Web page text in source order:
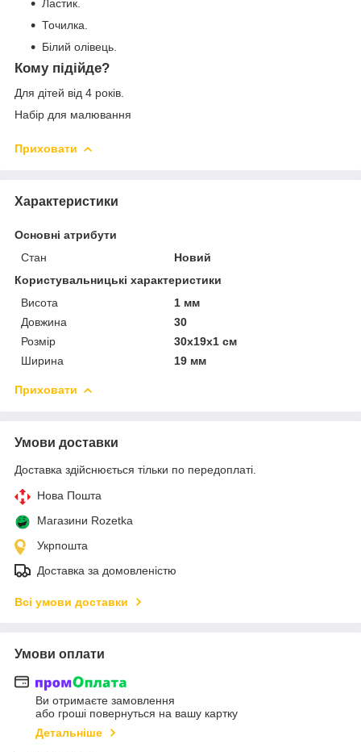
Ластик.
Точилка.
Білий олівець.
Кому підійде?
Для дітей від 4 років.
Набір для малювання
Приховати
Характеристики
Основні атрибути
Стан
Новий
Користувальницькі характеристики
Висота
1 мм
Довжина
30
Розмір
30x19x1 см
Ширина
19 мм
Приховати
Умови доставки
Доставка здійснюється тільки по передоплаті.
Нова Пошта
Магазини Rozetka
Укрпошта
Доставка за домовленістю
Всі умови доставки
Умови оплати
Ви отримаєте замовлення
або гроші повернуться на вашу картку
Детальніше